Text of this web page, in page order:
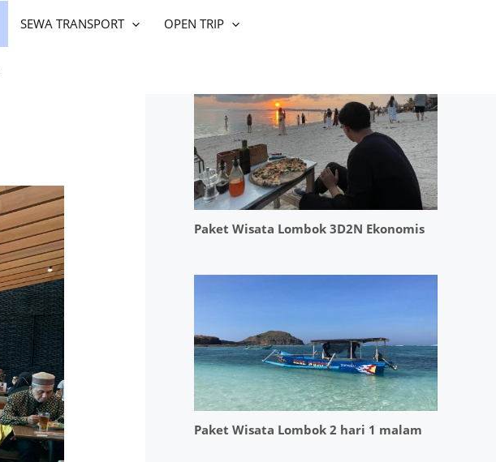
SEWA TRANSPORT OPEN TRIP
Paket Wisata Lombok 3D2N Ekonomis
Paket Wisata Lombok 2 hari 1 malam